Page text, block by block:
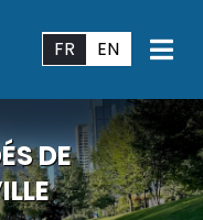
FR EN
DE